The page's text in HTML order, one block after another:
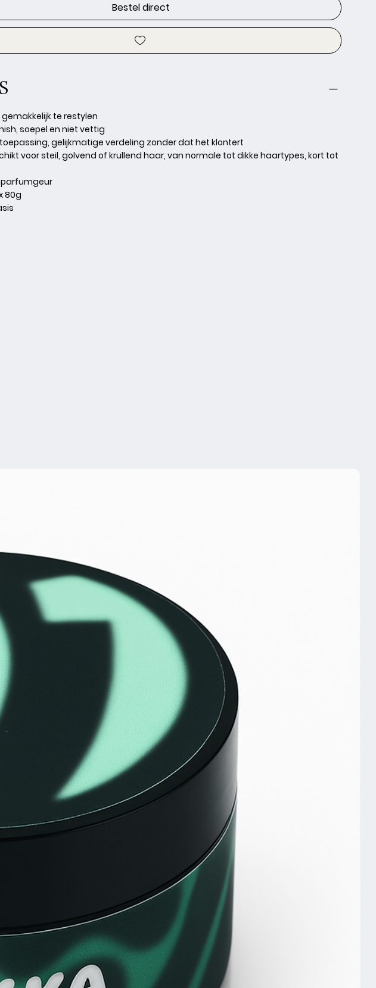
Bestel direct
gemakkelijk te restylen
soepel en niet vettig
gelijkmatige verdeling zonder dat het klontert
voor steil, golvend of krullend haar, van normale tot dikke haartypes, kort tot
80g